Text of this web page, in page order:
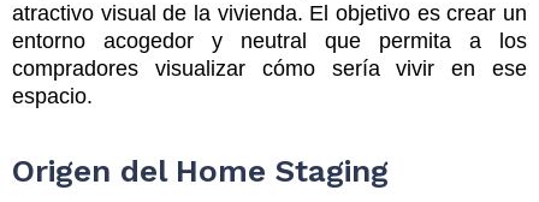
atractivo visual de la vivienda. El objetivo es crear un
entorno acogedor y neutral que permita a los
compradores visualizar cómo sería vivir en ese
espacio.
Origen del Home Staging